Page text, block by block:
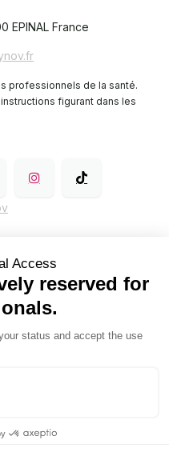
EPINAL France
professionnels de la santé.
figurant dans les
Chirurgie